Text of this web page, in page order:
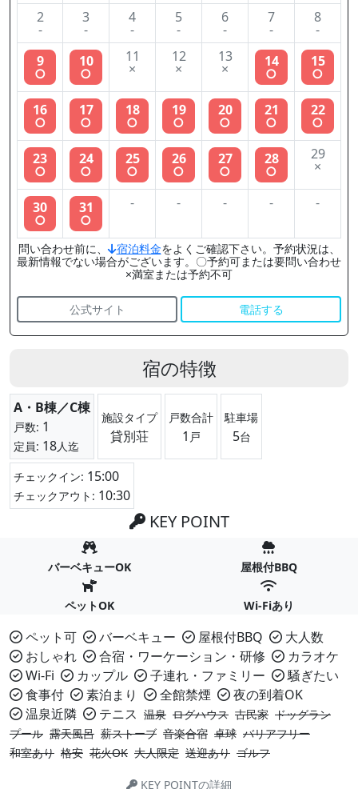
2
-
3
-
4
-
5
-
6
-
7
-
8
-
9
○
10
○
11
×
12
×
13
× 14
○
15
○
16
○
17
○
18
○
19
○
20
○
21
○
22
○
23
○
24
○
25
○
26
○
27
○
28
○
29
×
30
○
31
○
- - - - -
問い合わせ前に、 宿泊料金をよくご確認下さい。予約状況は、
最新情報でない場合がございます。〇予約可または要問い合わせ
×満室または予約不可
公式サイト 電話する
宿の特徴
A・B棟／C棟
戸数: 1
定員: 18人迄
施設タイプ
貸別荘
戸数合計
1 戸
駐車場
5台
チェックイン: 15:00
チェックアウト: 10:30
KEY POINT
バーベキューOK 屋根付BBQ
ペットOK Wi-Fiあり
ペット可 バーベキュー 屋根付BBQ
大人数
おしゃれ
合宿・ワーケーション・研修
カラオケ
Wi-Fi
カップル 子連れ・ファミリー
騒ぎたい
食事付
素泊まり 全館禁煙
夜の到着OK
温泉近隣
テニス 温泉 ログハウス 古民家 ドッグラン
プール 露天風呂 薪ストーブ 音楽合宿 卓球 バリアフリー
和室あり 格安 花火OK 大人限定 送迎あり ゴルフ
KEY POINTの詳細